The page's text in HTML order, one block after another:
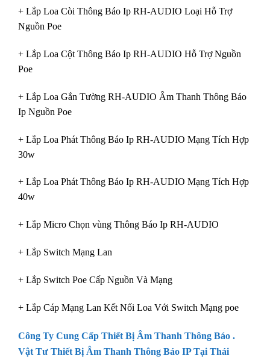
+ Lắp Loa Còi Thông Báo Ip RH-AUDIO Loại Hỗ Trợ
Nguồn Poe
+ Lắp Loa Cột Thông Báo Ip RH-AUDIO Hỗ Trợ Nguồn
Poe
+ Lắp Loa Gắn Tường RH-AUDIO Âm Thanh Thông Báo
Ip Nguồn Poe
+ Lắp Loa Phát Thông Báo Ip RH-AUDIO Mạng Tích Hợp
30w
+ Lắp Loa Phát Thông Báo Ip RH-AUDIO Mạng Tích Hợp
40w
+ Lắp Micro Chọn vùng Thông Báo Ip RH-AUDIO
+ Lắp Switch Mạng Lan
+ Lắp Switch Poe Cấp Nguồn Và Mạng
+ Lắp Cáp Mạng Lan Kết Nối Loa Với Switch Mạng poe
Công Ty Cung Cấp Thiết Bị Âm Thanh Thông Báo .
Vật Tư Thiết Bị Âm Thanh Thông Báo IP Tại Thái